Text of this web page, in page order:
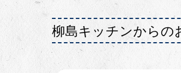
柳島キッチンからの